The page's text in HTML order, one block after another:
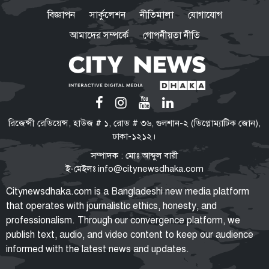
জিপিএ-৫
একাদশে ভর্তি সম্পন্ন করতে হবে ১৫
সেপ্টেম্বরের মধ্যে
সাত বছরে সর্বনিম্ন, রাজশাহী বোর্ডে
এসএসসির ফলে বড় ধস
মানবিক বিভাগে প্রতি ১০০ ছাত্রে ফেল
৫৯ জন
চীন সফরের পর ঢাকায় ‘র’ প্রধান
বিজ্ঞাপন সার্কুলেশন নীতিমালা
যোগাযোগ
আমাদের সম্পর্কে
গোপনীয়তা নীতি
রিজেন্সী রেডিয়েন্স, হাউজ # ১, রোড # ৩৬, গুলশান-২ (ডিপ্লোম্যাটিক জোন),
ঢাকা-১২১২।
সম্পাদক : মোঃ আব্দুল বারী
ই-মেইলঃ info@citynewsdhaka.com
Citynewsdhaka.com is a Bangladeshi new media platform
that operates with journalistic ethics, honesty, and
professionalism. Through our convergence platform, we
publish text, audio, and video content to keep our audience
informed with the latest news and updates.